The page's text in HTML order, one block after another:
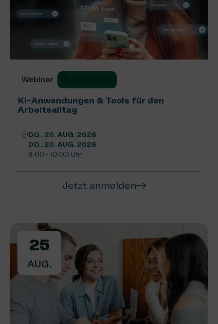
Webinar
KI-Anwendungen & Tools für den
Arbeitsalltag
DO.. 20. AUG. 2026
DO.. 20. AUG. 2026
9:00 - 10:00 Uhr
Jetzt anmelden
25
AUG.